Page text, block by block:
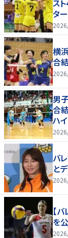
ス
タ
横
合
男
合
ハ
バ
と
【
を